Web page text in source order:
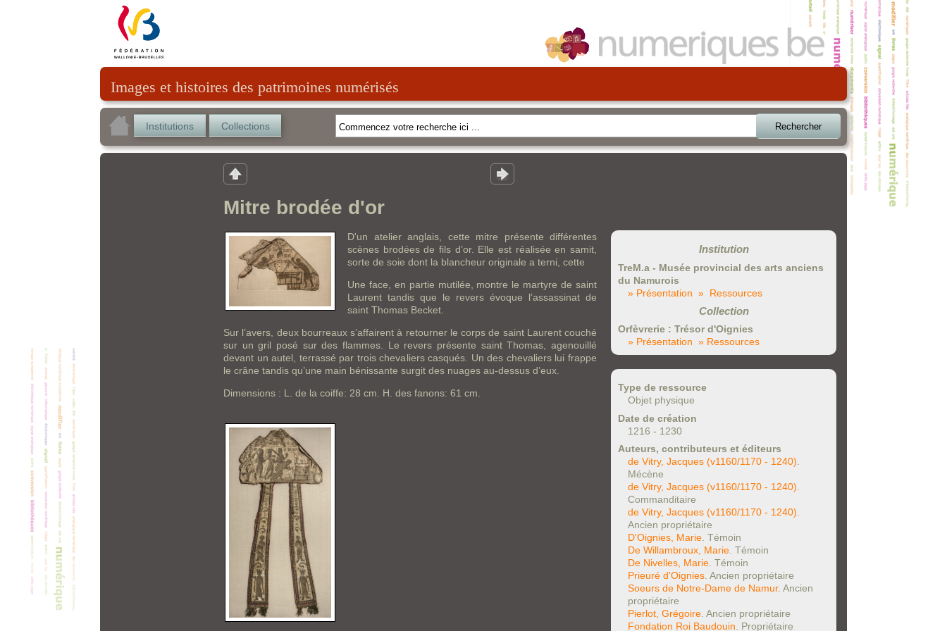
Images et histoires des patrimoines numérisés
Institutions Collections Rechercher
Mitre brodée d'or
D'un atelier anglais, cette mitre présente différentes
scènes brodées de fils d’or. Elle est réalisée en samit,
sorte de soie dont la blancheur originale a terni, cette
Une face, en partie mutilée, montre le martyre de saint
Laurent tandis que le revers évoque l’assassinat de
saint Thomas Becket.
Sur l’avers, deux bourreaux s’affairent à retourner le corps de saint Laurent couché
sur un gril posé sur des flammes. Le revers présente saint Thomas, agenouillé
devant un autel, terrassé par trois chevaliers casqués. Un des chevaliers lui frappe
le crâne tandis qu’une main bénissante surgit des nuages au-dessus d’eux.
Dimensions : L. de la coiffe: 28 cm. H. des fanons: 61 cm.
Institution
TreM.a - Musée provincial des arts anciens
du Namurois
» Présentation » Ressources
Collection
Orfèvrerie : Trésor d'Oignies
» Présentation » Ressources
Type de ressource
Objet physique
Date de création
1216 - 1230
Auteurs, contributeurs et éditeurs
de Vitry, Jacques (v1160/1170 - 1240).
Mécène
de Vitry, Jacques (v1160/1170 - 1240).
Commanditaire
de Vitry, Jacques (v1160/1170 - 1240).
Ancien propriétaire
D'Oignies, Marie. Témoin
De Willambroux, Marie. Témoin
De Nivelles, Marie. Témoin
Prieuré d'Oignies. Ancien propriétaire
Soeurs de Notre-Dame de Namur. Ancien
propriétaire
Pierlot, Grégoire. Ancien propriétaire
Fondation Roi Baudouin. Propriétaire